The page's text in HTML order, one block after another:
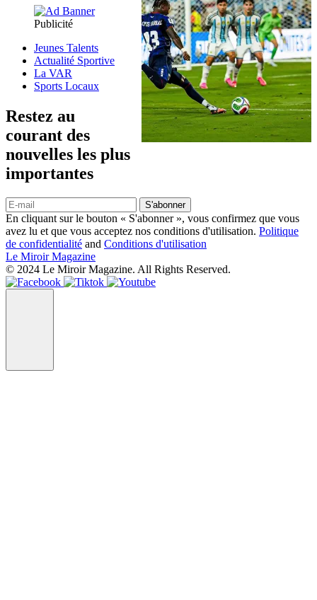
Publicité
Jeunes Talents
Actualité Sportive
La VAR
Sports Locaux
Restez au
courant des
nouvelles les plus
importantes
S'abonner
En cliquant sur le bouton « S'abonner », vous confirmez que vous
avez lu et que vous acceptez nos conditions d'utilisation. Politique
de confidentialité and Conditions d'utilisation
Le Miroir Magazine
© 2024 Le Miroir Magazine. All Rights Reserved.